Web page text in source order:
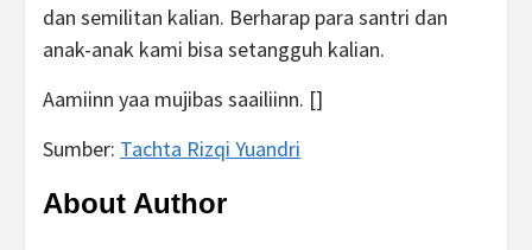
dan semilitan kalian. Berharap para santri dan
anak-anak kami bisa setangguh kalian.
Aamiinn yaa mujibas saailiinn. []
Sumber: Tachta Rizqi Yuandri
About Author